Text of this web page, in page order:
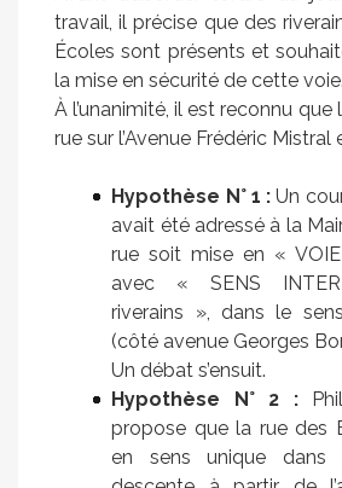
travail, il précise que des
Écoles sont présents et
la mise en sécurité de cette voie.
À l’unanimité, il est reconnu
rue sur l’Avenue Frédéric Mistral
Hypothèse N° 1 : Un
avait été adressé à la
rue soit mise en «
avec « SENS
riverains », dans le
(côté avenue Georges
Un débat s’ensuit.
Hypothèse N° 2 :
propose que la rue des
en sens unique